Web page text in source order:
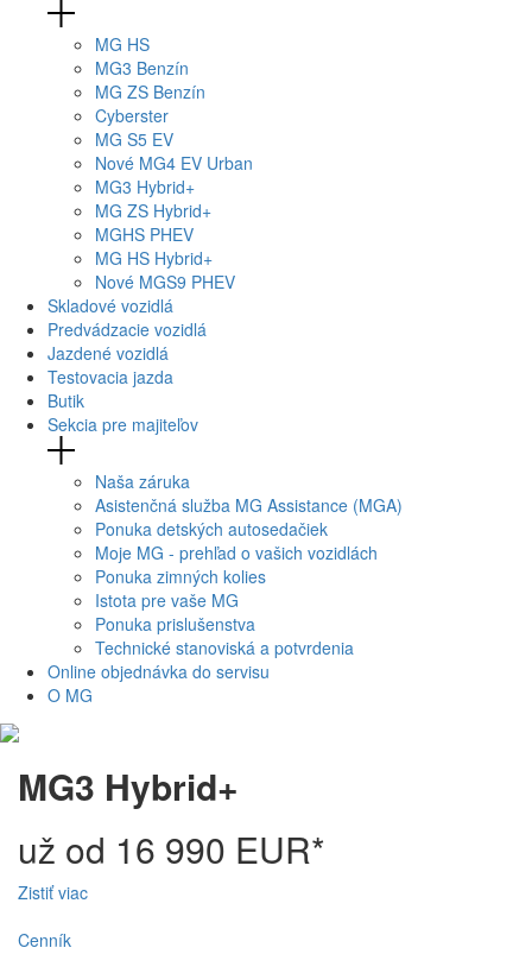
MG HS
MG3 Benzín
MG ZS Benzín
Cyberster
MG S5 EV
Nové MG4 EV Urban
MG3 Hybrid+
MG ZS Hybrid+
MGHS PHEV
MG HS Hybrid+
Nové MGS9 PHEV
Skladové vozidlá
Predvádzacie vozidlá
Jazdené vozidlá
Testovacia jazda
Butik
Sekcia pre majiteľov
Naša záruka
Asistenčná služba MG Assistance (MGA)
Ponuka detských autosedačiek
Moje MG - prehľad o vašich vozidlách
Ponuka zimných kolies
Istota pre vaše MG
Ponuka prislušenstva
Technické stanoviská a potvrdenia
Online objednávka do servisu
O MG
MG3 Hybrid+
už od 16 990 EUR*
Zistiť viac
Cenník